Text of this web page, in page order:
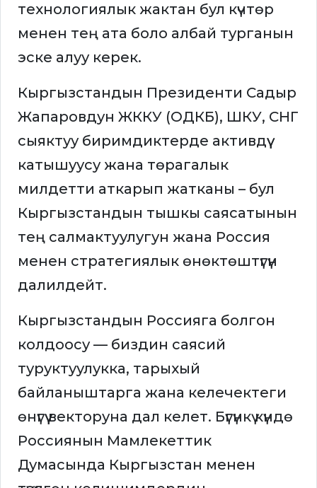
технологиялык жактан бул күчтөр
менен тең ата боло албай турганын
эске алуу керек.
Кыргызстандын Президенти Садыр
Жапаровдун ЖККУ (ОДКБ), ШКУ, СНГ
сыяктуу биримдиктерде активдүү
катышуусу жана төрагалык
милдетти аткарып жатканы – бул
Кыргызстандын тышкы саясатынын
тең салмактуулугун жана Россия
менен стратегиялык өнөктөштүгүн
далилдейт.
Кыргызстандын Россияга болгон
колдоосу — биздин саясий
туруктуулукка, тарыхый
байланыштарга жана келечектеги
өнүгүү векторуна дал келет. Бүгүнкү күндө
Россиянын Мамлекеттик
Думасында Кыргызстан менен